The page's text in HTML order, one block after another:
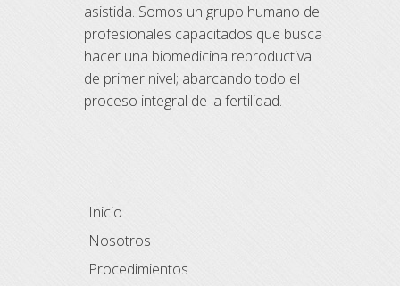
asistida. Somos un grupo humano de
profesionales capacitados que busca
hacer una biomedicina reproductiva
de primer nivel; abarcando todo el
proceso integral de la fertilidad.
Inicio
Nosotros
Procedimientos